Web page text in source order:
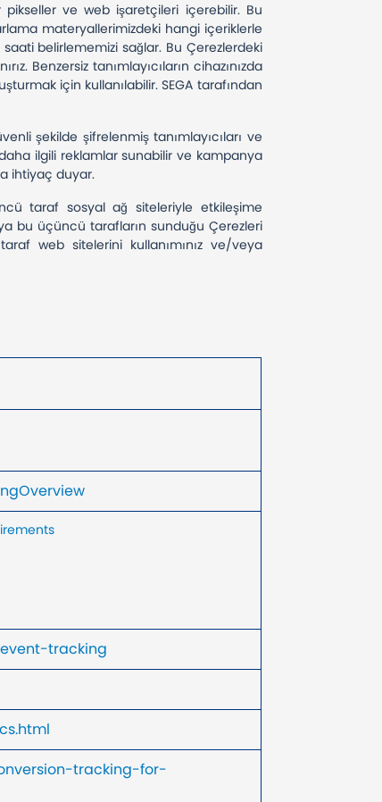
pikseller ve web işaretçileri içerebilir. Bu
materyallerimizdeki hangi içeriklerle
belirlememizi sağlar. Bu Çerezlerdeki
Benzersiz tanımlayıcıların cihazınızda
için kullanılabilir. SEGA tarafından
şekilde şifrelenmiş tanımlayıcıları ve
ilgili reklamlar sunabilir ve kampanya
ihtiyaç duyar.
taraf sosyal ağ siteleriyle etkileşime
bu üçüncü tarafların sunduğu Çerezleri
web sitelerini kullanımınız ve/veya
tracking
tracking-for-